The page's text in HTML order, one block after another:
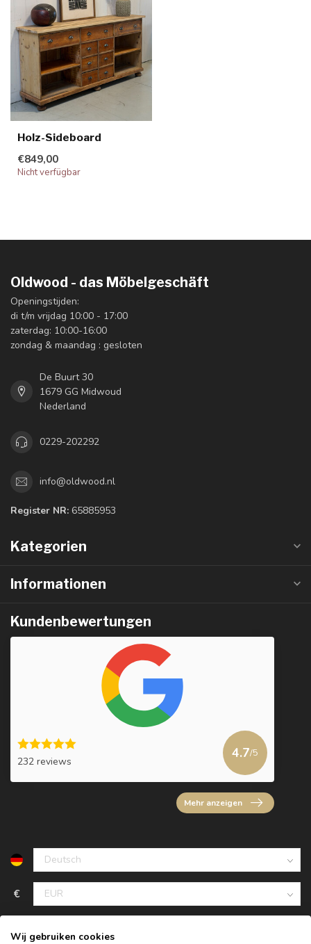
Holz-Sideboard
€849,00
Nicht verfügbar
Oldwood - das Möbelgeschäft
Openingstijden:
di t/m vrijdag 10:00 - 17:00
zaterdag: 10:00-16:00
zondag & maandag : gesloten
De Buurt 30
1679 GG Midwoud
Nederland
0229-202292
info@oldwood.nl
Register NR: 65885953
Kategorien
Informationen
Kundenbewertungen
232 reviews
4.7/5
Mehr anzeigen
€
Wij gebruiken cookies